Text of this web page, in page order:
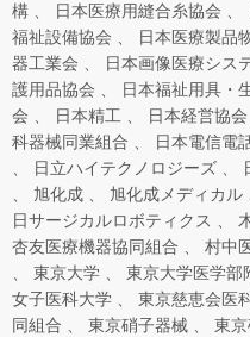
構
日本医療用縫合糸協会
福祉設備協会
日本医療製品
器工業会
日本画像医療シス
護用品協会
日本福祉用具・
会
日本精工 日本経営協会
科器械同業組合
日本電信電
日立ハイテクノロジーズ
旭化成
旭化成メディカル
日サージカルロボティクス
杏友医療機器協同組合
村中
東京大学
東京大学医学部
女子医科大学
東京慈恵会医
同組合
東京硝子器械 東